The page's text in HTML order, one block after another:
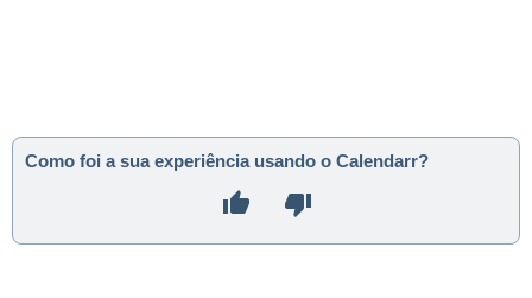
Como foi a sua experiência usando o Calendarr?